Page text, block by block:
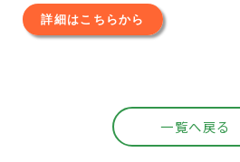
詳細はこちらから
一覧へ戻る